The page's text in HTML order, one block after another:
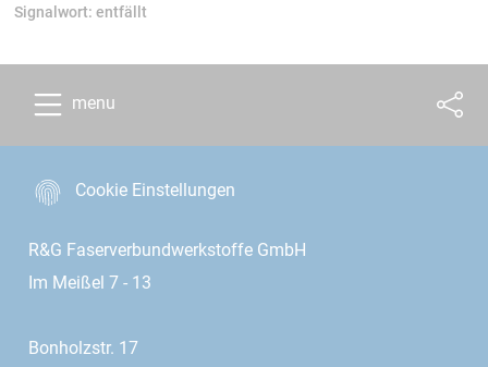
Signalwort: entfällt
menu
Cookie Einstellungen
R&G Faserverbundwerkstoffe GmbH
Im Meißel 7 - 13
Bonholzstr. 17